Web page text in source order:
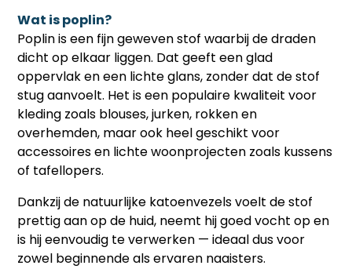
Wat is poplin?
Poplin is een fijn geweven stof waarbij de draden
dicht op elkaar liggen. Dat geeft een glad
oppervlak en een lichte glans, zonder dat de stof
stug aanvoelt. Het is een populaire kwaliteit voor
kleding zoals blouses, jurken, rokken en
overhemden, maar ook heel geschikt voor
accessoires en lichte woonprojecten zoals kussens
of tafellopers.
Dankzij de natuurlijke katoenvezels voelt de stof
prettig aan op de huid, neemt hij goed vocht op en
is hij eenvoudig te verwerken — ideaal dus voor
zowel beginnende als ervaren naaisters.
Bel ons op06 27 55 3550
sonja@sdsstoffen.nl.
sluiten
Bel ons op06 27 55 3550
sonja@sdsstoffen.nl.
sluiten